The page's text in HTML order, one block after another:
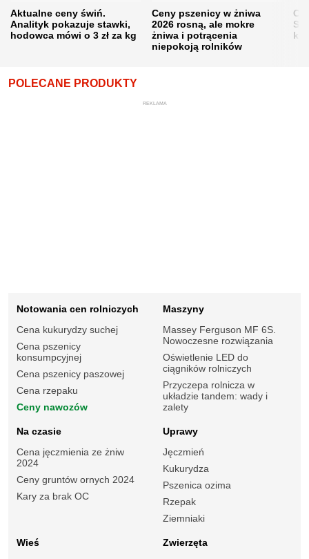
Aktualne ceny świń.
Analityk pokazuje stawki,
hodowca mówi o 3 zł za kg
Ceny pszenicy w żniwa
2026 rosną, ale mokre
żniwa i potrącenia
niepokoją rolników
POLECANE PRODUKTY
REKLAMA
Notowania cen rolniczych
Cena kukurydzy suchej
Cena pszenicy
konsumpcyjnej
Cena pszenicy paszowej
Cena rzepaku
Ceny nawozów
Maszyny
Massey Ferguson MF 6S.
Nowoczesne rozwiązania
Oświetlenie LED do
ciągników rolniczych
Przyczepa rolnicza w
układzie tandem: wady i
zalety
Na czasie
Cena jęczmienia ze żniw
2024
Ceny gruntów ornych 2024
Kary za brak OC
Uprawy
Jęczmień
Kukurydza
Pszenica ozima
Rzepak
Ziemniaki
Wieś
Zwierzęta